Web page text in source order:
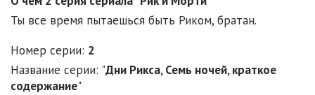
Ты все время пытаешься быть Риком, братан.
Номер серии: 2
Название серии: "Дни Рикса, Семь ночей, краткое
содержание"